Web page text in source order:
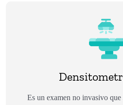
Es un examen no invasivo